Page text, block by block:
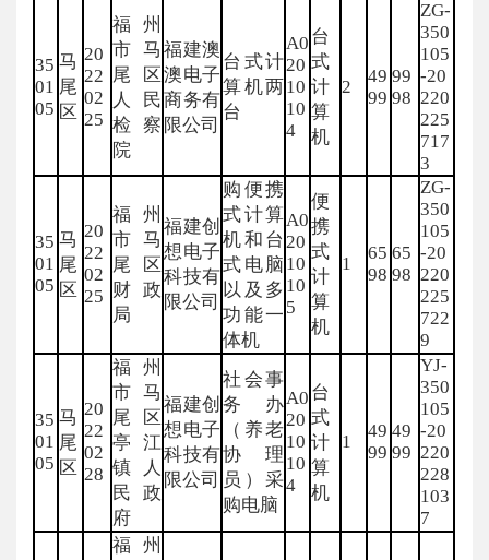
35
01
05
马
尾
区
20
22
02
25
福州
市马
尾区
人民
检察
院
福建澳
澳电子
商务有
限公司
台式计
算机两
台
A0
20
10
10
4
台
式
计
算
机
2
49
99
99
98
ZG-
350
105
-20
220
225
717
3
35
01
05
马
尾
区
20
22
02
25
福州
市马
尾区
财政
局
福建创
想电子
科技有
限公司
购便携
式计算
机和台
式电脑
以及多
功能一
体机
A0
20
10
10
5
便
携
式
计
算
机
1
65
98
65
98
ZG-
350
105
-20
220
225
722
9
35
01
05
马
尾
区
20
22
02
28
福州
市马
尾区
亭江
镇人
民政
府
福建创
想电子
科技有
限公司
社会事
务办
（养老
协理
员）采
购电脑
A0
20
10
10
4
台
式
计
算
机
1
49
99
49
99
YJ-
350
105
-20
220
228
103
7
福州